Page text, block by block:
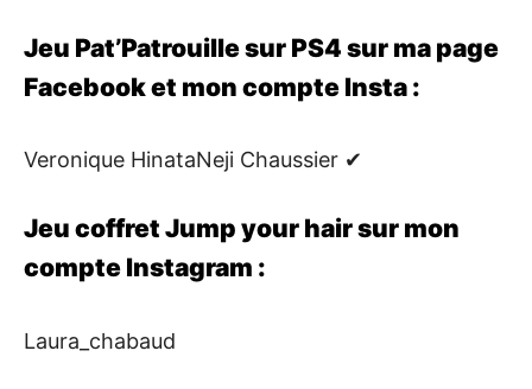
Jeu Pat’Patrouille sur PS4 sur ma page
Facebook et mon compte Insta :
Veronique HinataNeji Chaussier ✔
Jeu coffret Jump your hair sur mon
compte Instagram :
Laura_chabaud